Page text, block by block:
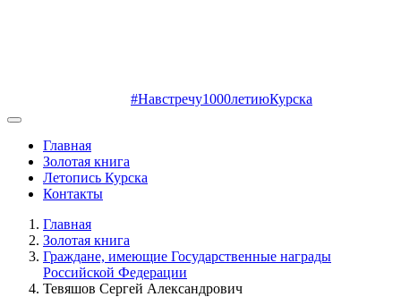
#Навстречу1000летиюКурска
Главная
Золотая книга
Летопись Курска
Контакты
Главная
Золотая книга
Граждане, имеющие Государственные награды
Российской Федерации
Тевяшов Сергей Александрович